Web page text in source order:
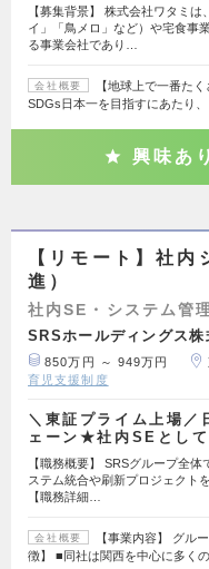
【募集背景】 株式会社ワタミは
イ」「鳥メロ」など）や宅食事
る事業会社であり…
会社概要
【地球上で一番た
SDGs日本一を目指すにあたり
興味あり
【リモート】社
進）
社内SE・システム管理
SRSホールディングス株
850万円 ～ 949万円
育児支援制度
＼東証プライム上場／
ェーン★社内SEとして
【職務概要】 SRSグループ全
ステム統合や刷新プロジェクト
【職務詳細…
会社概要
【事業内容】 グル
徴】 ■同社は関西を中心に多く